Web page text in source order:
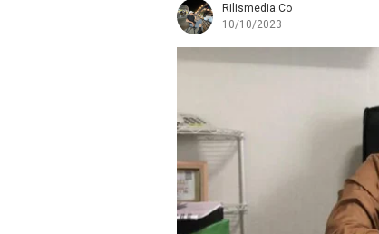
Rilismedia.co
10/10/2023